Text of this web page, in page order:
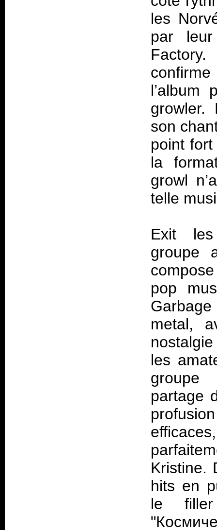
les
par
l’album
growler.
son
point
la
growl
telle
Exit les
groupe
pop
metal,
les
groupe
partage
Kristine.
hits en
le filler